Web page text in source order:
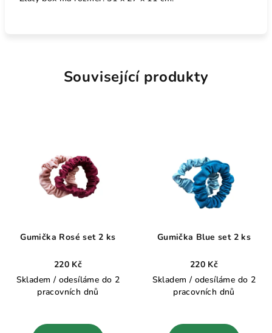
Související produkty
Gumička Rosé set 2 ks
220 Kč
Skladem / odesíláme do 2
pracovních dnů
Gumička Blue set 2 ks
220 Kč
Skladem / odesíláme do 2
pracovních dnů